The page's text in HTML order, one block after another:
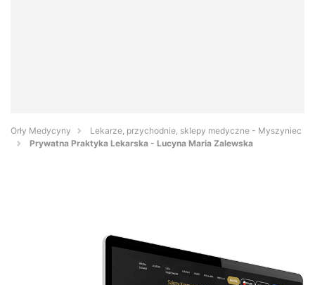
Orły Medycyny
Lekarze, przychodnie, sklepy medyczne - Myszyniec
Prywatna Praktyka Lekarska - Lucyna Maria Zalewska